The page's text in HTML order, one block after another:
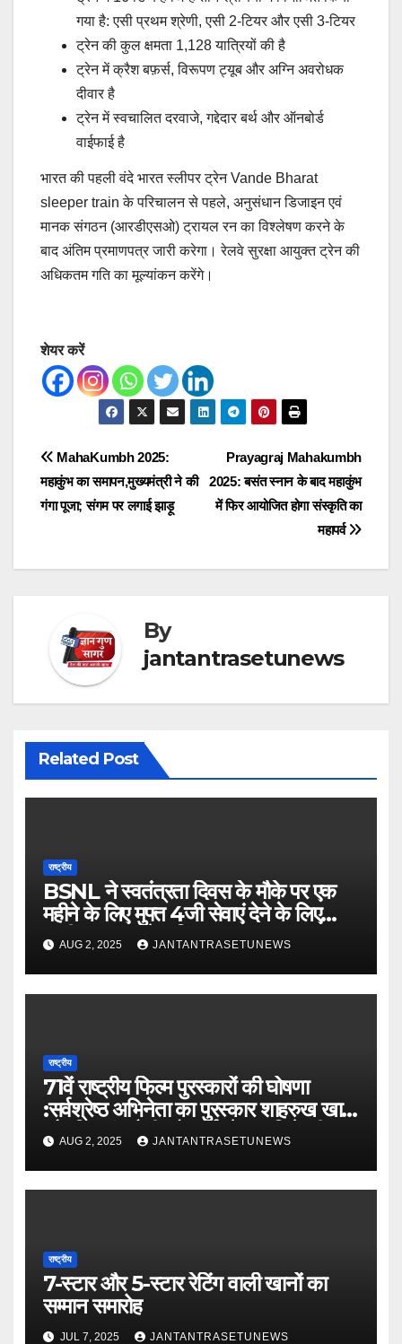
गया है: एसी प्रथम श्रेणी, एसी 2-टियर और एसी 3-टियर
ट्रेन की कुल क्षमता 1,128 यात्रियों की है
ट्रेन में क्रैश बफ़र्स, विरूपण ट्यूब और अग्नि अवरोधक
दीवार है
ट्रेन में स्वचालित दरवाजे, गद्देदार बर्थ और ऑनबोर्ड
वाईफाई है
भारत की पहली वंदे भारत स्लीपर ट्रेन Vande Bharat
sleeper train के परिचालन से पहले, अनुसंधान डिजाइन एवं
मानक संगठन (आरडीएसओ) ट्रायल रन का विश्लेषण करने के
बाद अंतिम प्रमाणपत्र जारी करेगा। रेलवे सुरक्षा आयुक्त ट्रेन की
अधिकतम गति का मूल्यांकन करेंगे।
शेयर करें
Post
navigation
Prayagraj Mahakumbh
2025: बसंत स्नान के बाद महाकुंभ
में फिर आयोजित होगा संस्कृति का
महापर्व
MahaKumbh 2025:
महाकुंभ का समापन,मुख्यमंत्री ने की
गंगा पूजा; संगम पर लगाई झाड़ू
By
jantantrasetunews
Related Post
राष्ट्रीय
BSNL ने स्वतंत्रता दिवस के मौके पर एक
महीने के लिए मुफ्त 4जी सेवाएं देने के लिए
‘फ्रीडम प्लान’ पेश किया
AUG 2, 2025 JANTANTRASETUNEWS
राष्ट्रीय
71वें राष्ट्रीय फिल्म पुरस्कारों की घोषणा
:सर्वश्रेष्ठ अभिनेता का पुरस्कार शाहरुख खान
और विक्रांत मैसी को, सर्वश्रेष्ठ अभिनेत्री का
पुरस्कार रानी मुखर्जी को
AUG 2, 2025 JANTANTRASETUNEWS
राष्ट्रीय
7-स्टार और 5-स्टार रेटिंग वाली खानों का
सम्मान समारोह
JUL 7, 2025 JANTANTRASETUNEWS